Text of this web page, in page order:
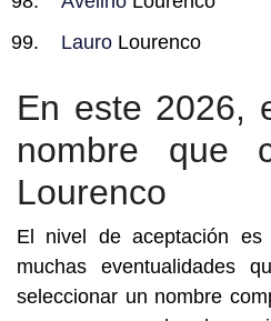
Lauro Lourenco
En este 2026,
nombre que
Lourenco
El nivel de aceptación
muchas eventualidades
seleccionar un nombre